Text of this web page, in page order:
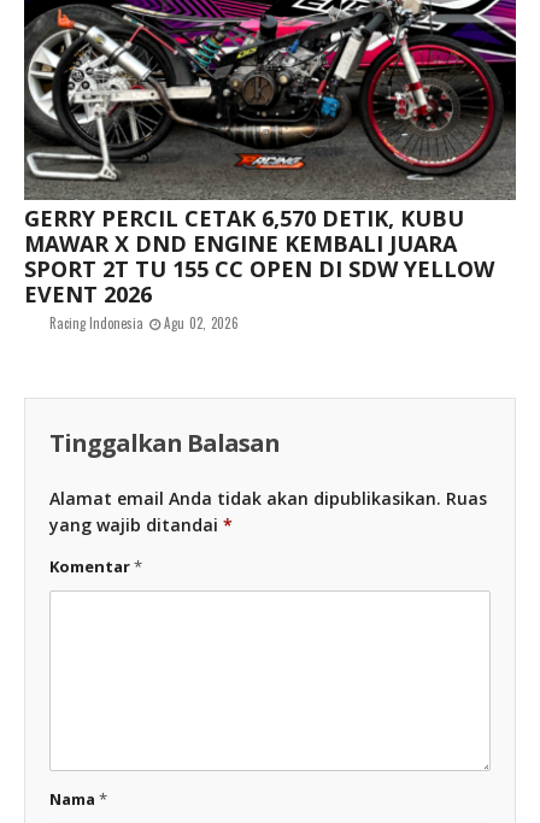
GERRY PERCIL CETAK 6,570 DETIK, KUBU
MAWAR X DND ENGINE KEMBALI JUARA
SPORT 2T TU 155 CC OPEN DI SDW YELLOW
EVENT 2026
Racing Indonesia Agu 02, 2026
Tinggalkan Balasan
Alamat email Anda tidak akan dipublikasikan. Ruas
yang wajib ditandai *
Komentar*
Nama *